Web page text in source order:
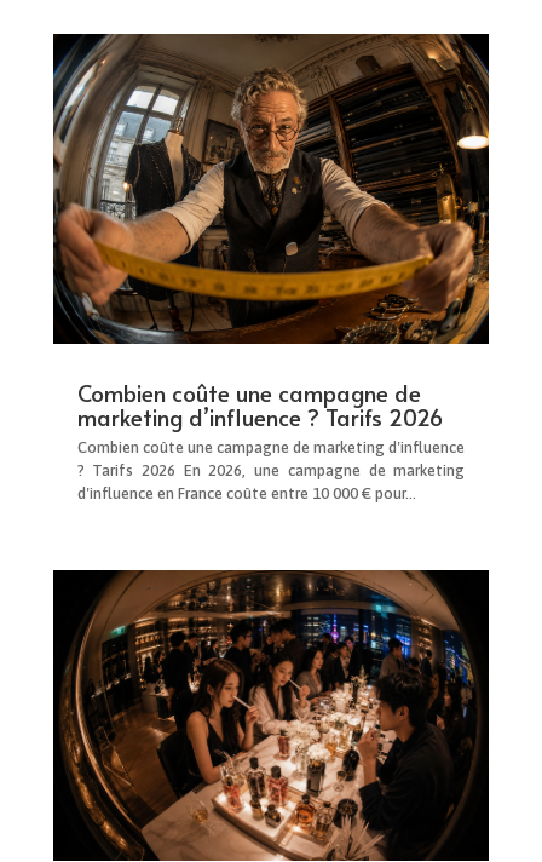
Combien coûte une campagne de
marketing d’influence ? Tarifs 2026
Combien coûte une campagne de marketing d'influence
? Tarifs 2026 En 2026, une campagne de marketing
d'influence en France coûte entre 10 000 € pour...